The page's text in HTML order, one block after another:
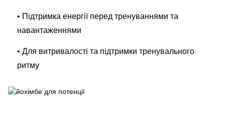
• Підтримка енергії перед тренуваннями та
навантаженнями
• Для витривалості та підтримки тренувального
ритму